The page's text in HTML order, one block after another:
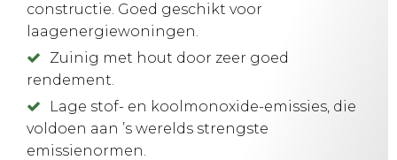
constructie. Goed geschikt voor
laagenergiewoningen.
Zuinig met hout door zeer goed
rendement.
Lage stof- en koolmonoxide-emissies, die
voldoen aan ’s werelds strengste
emissienormen.